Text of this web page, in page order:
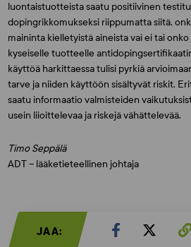
luontaistuotteista saatu positiivinen
dopingrikkomukseksi riippumatta siitä,
maininta kielletyistä aineista vai ei tai
kyseiselle tuotteelle
käyttöä harkittaessa tulisi pyrkiä
tarve ja niiden käyttöön sisältyvät riskit.
saatu informaatio valmisteiden
usein liioittelevaa ja riskejä vähättelevää.
Timo Seppälä
ADT – lääketieteellinen johtaja
JAA: